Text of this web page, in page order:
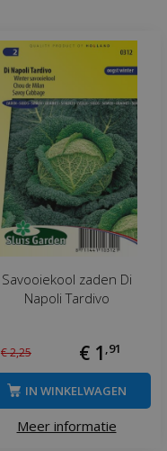
Savooiekool zaden Di
Napoli Tardivo
€2,25 € 1 91
Meer informatie
IN WINKELWAGEN